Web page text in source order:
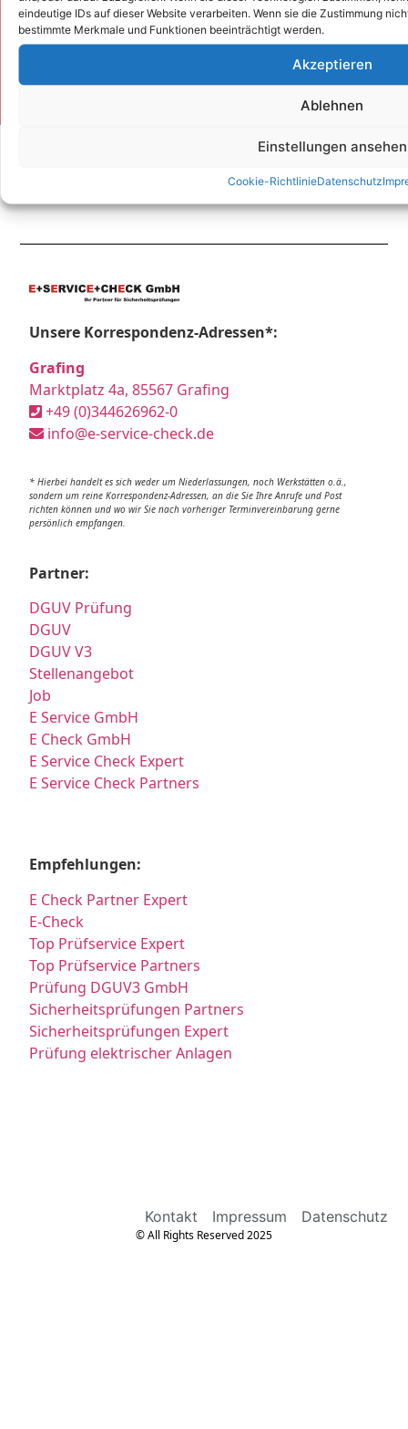
eindeutige IDs auf dieser Website verarbeiten. Wenn sie die Zustimmung
bestimmte Merkmale und Funktionen beeinträchtigt werden.
Akzeptieren
Ablehnen
Einstellungen ansehen
Cookie-RichtlinieDatenschutz
Unsere Korrespondenz-Adressen*:
Grafing
Marktplatz 4a, 85567 Grafing
+49 (0)344626962-0
info@e-service-check.de
* Hierbei handelt es sich weder um Niederlassungen, noch Werkstätten o.ä.,
sondern um reine Korrespondenz-Adressen, an die Sie Ihre Anrufe und Post
richten können und wo wir Sie nach vorheriger Terminvereinbarung gerne
persönlich empfangen.
Partner:
DGUV Prüfung
DGUV
DGUV V3
Stellenangebot
Job
E Service GmbH
E Check GmbH
E Service Check Expert
E Service Check Partners
Empfehlungen:
E Check Partner Expert
E-Check
Top Prüfservice Expert
Top Prüfservice Partners
Prüfung DGUV3 GmbH
Sicherheitsprüfungen Partners
Sicherheitsprüfungen Expert
Prüfung elektrischer Anlagen
Kontakt Impressum Datenschutz
© All Rights Reserved 2025